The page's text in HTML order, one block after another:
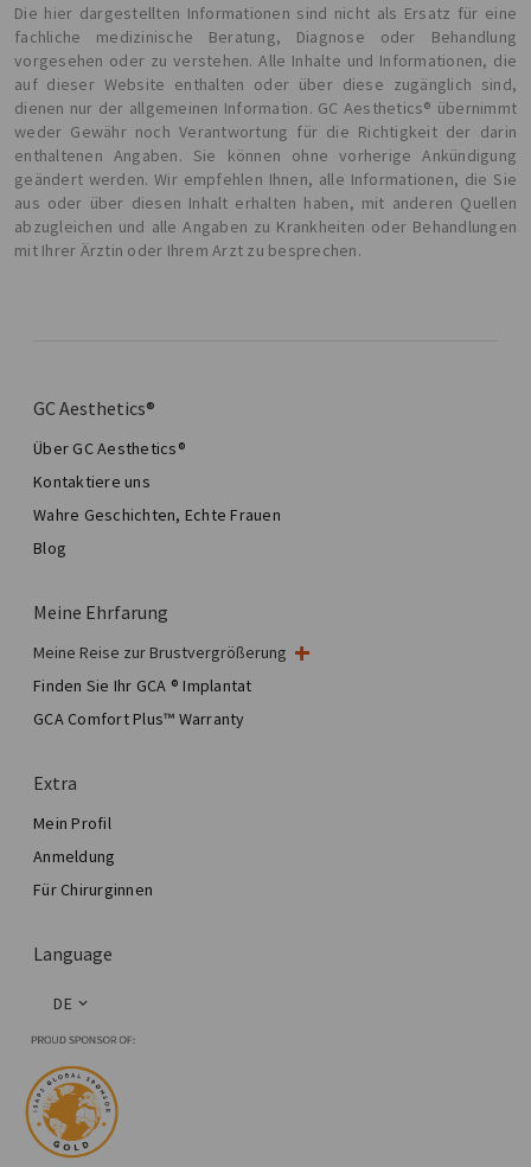
Die hier dargestellten Informationen sind nicht als Ersatz für eine
fachliche medizinische Beratung, Diagnose oder Behandlung
vorgesehen oder zu verstehen. Alle Inhalte und Informationen, die
auf dieser Website enthalten oder über diese zugänglich sind,
dienen nur der allgemeinen Information. GC Aesthetics® übernimmt
weder Gewähr noch Verantwortung für die Richtigkeit der darin
enthaltenen Angaben. Sie können ohne vorherige Ankündigung
geändert werden. Wir empfehlen Ihnen, alle Informationen, die Sie
aus oder über diesen Inhalt erhalten haben, mit anderen Quellen
abzugleichen und alle Angaben zu Krankheiten oder Behandlungen
mit Ihrer Ärztin oder Ihrem Arzt zu besprechen.
GC Aesthetics®
Über GC Aesthetics®
Kontaktiere uns
Wahre Geschichten, Echte Frauen
Blog
Meine Ehrfarung
Meine Reise zur Brustvergrößerung
Meine Brustoperation
Ästhetische Brustchirurgie
Total Breast Reconstruction™
Finden Sie Ihr GCA ® Implantat
GCA Comfort Plus™ Warranty
Extra
Mein Profil
Anmeldung
Für Chirurginnen
Language
DE